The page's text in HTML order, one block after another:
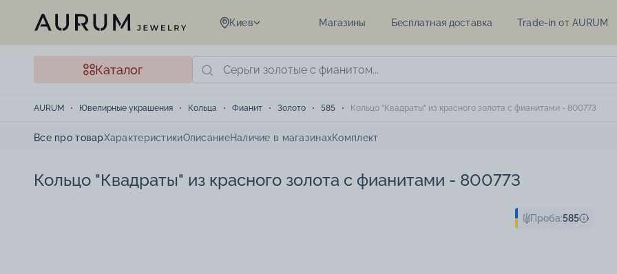
Киев Магазины Бесплатная доставка Trade-in от AURUM
Каталог
AURUM Ювелирные украшения Кольца Фианит Золото 585 Кольцо "Квадраты" из красного золота с фианитами - 800773
Все про товарХарактеристикиОписаниеНаличие в магазинахКомплект
Кольцо "Квадраты" из красного золота с фианитами - 800773
Проба:585